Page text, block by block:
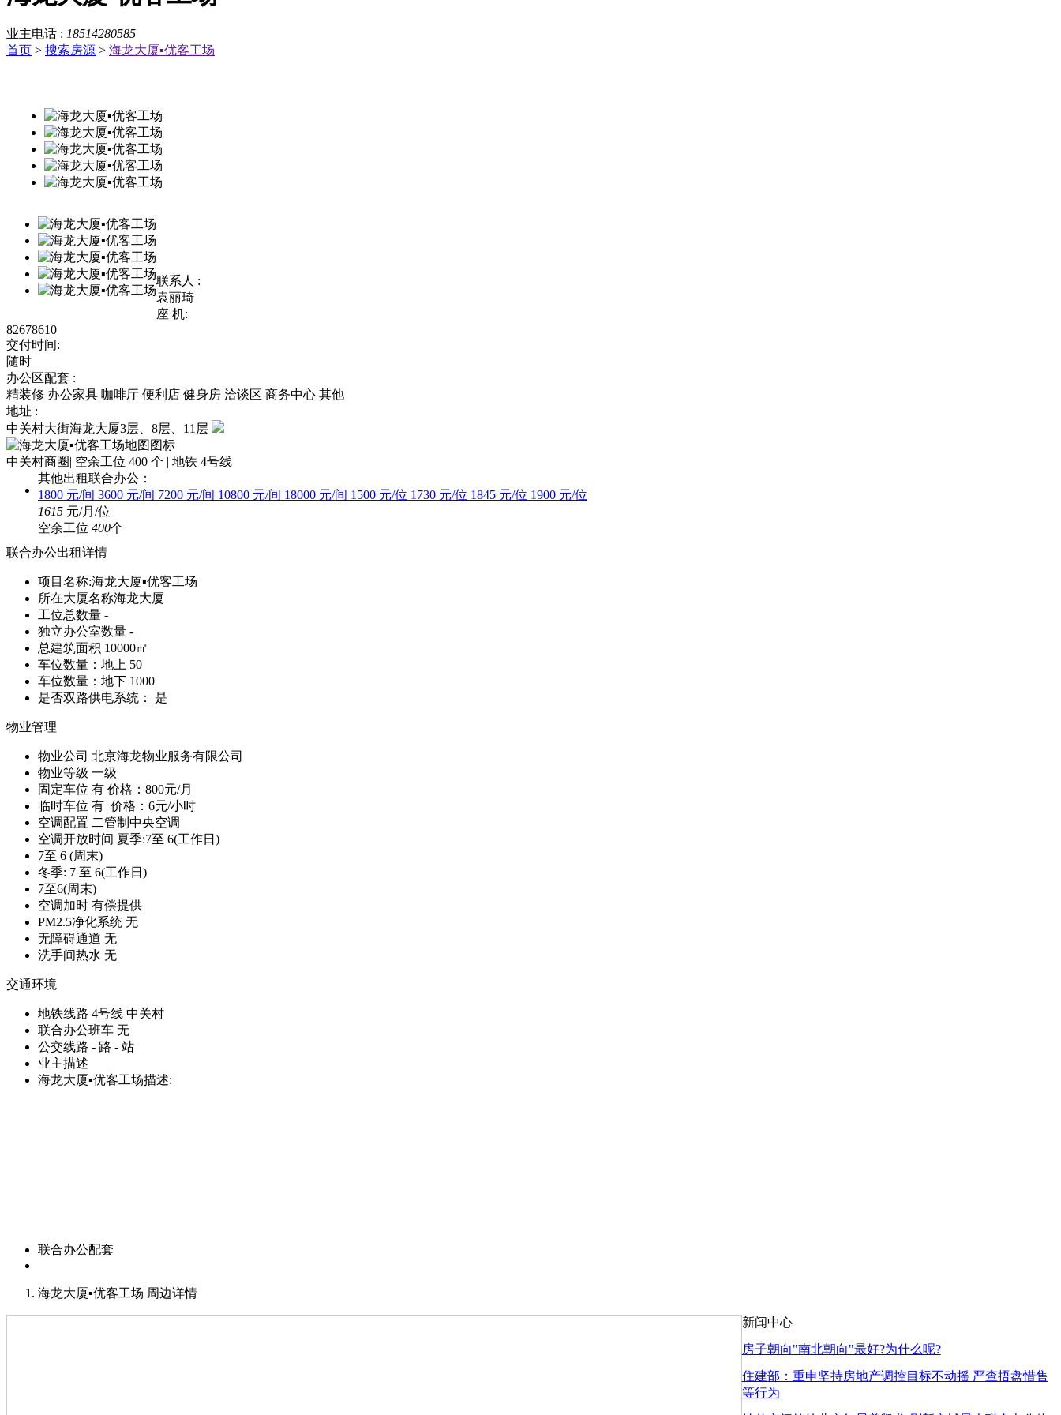
业主电话 : 18514280585
首页 > 搜索房源 > 海龙大厦▪优客工场
联系人 :
袁丽琦
座 机:
82678610
交付时间:
随时
办公区配套 :
精装修 办公家具 咖啡厅 便利店 健身房 洽谈区 商务中心 其他
地址 :
中关村大街海龙大厦3层、8层、11层
中关村商圈| 空余工位 400 个 | 地铁 4号线
其他出租联合办公：
1800 元/间 3600 元/间 7200 元/间 10800 元/间 18000 元/间 1500 元/位 1730 元/位 1845 元/位 1900 元/位
1615 元/月/位
空余工位 400个
联合办公出租详情
项目名称:海龙大厦▪优客工场
所在大厦名称海龙大厦
工位总数量 -
独立办公室数量 -
总建筑面积 10000㎡
车位数量：地上 50
车位数量：地下 1000
是否双路供电系统：
是
物业管理
物业公司 北京海龙物业服务有限公司
物业等级 一级
固定车位 有 价格：800元/月
临时车位 有 价格：6元/小时
空调配置 二管制中央空调
空调开放时间 夏季:7至 6(工作日)
7至 6 (周末)
冬季: 7 至 6(工作日)
7至6(周末)
空调加时 有偿提供
PM2.5净化系统 无
无障碍通道 无
洗手间热水 无
交通环境
地铁线路 4号线 中关村
联合办公班车 无
公交线路 - 路 - 站
业主描述
海龙大厦▪优客工场描述:
联合办公配套
海龙大厦▪优客工场 周边详情
新闻中心
房子朝向"南北朝向"最好?为什么呢?
住建部：重申坚持房地产调控目标不动摇 严查捂盘惜售
等行为